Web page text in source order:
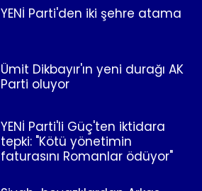
YENİ Parti'den iki şehre atama
Ümit Dikbayır'ın yeni durağı AK
Parti oluyor
YENİ Parti'li Güç'ten iktidara
tepki: "Kötü yönetimin
faturasını Romanlar ödüyor"